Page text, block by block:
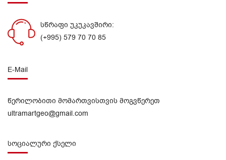
სწრაფი უკუკავშირი:
(+995) 579 70 70 85
E-Mail
წერილობითი მომართვისთვის მოგვწერეთ
ultramartgeo@gmail.com
სოციალური ქსელი